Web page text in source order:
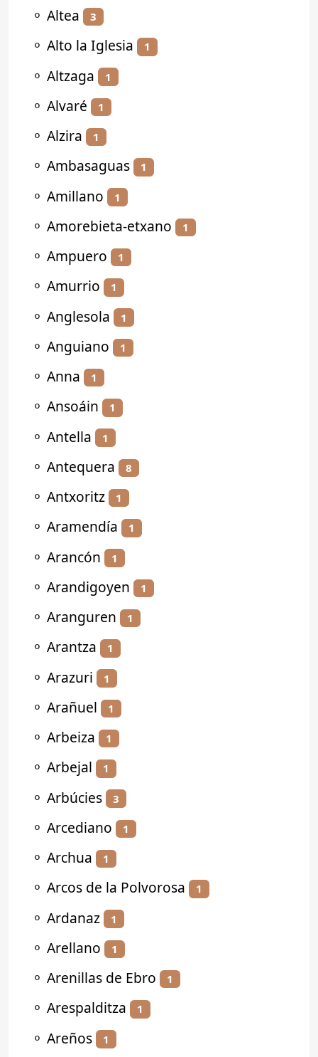
⚬ Altea 3
⚬ Alto la Iglesia 1
⚬ Altzaga 1
⚬ Alvaré 1
⚬ Alzira 1
⚬ Ambasaguas 1
⚬ Amillano 1
⚬ Amorebieta-etxano 1
⚬ Ampuero 1
⚬ Amurrio 1
⚬ Anglesola 1
⚬ Anguiano 1
⚬ Anna 1
⚬ Ansoáin 1
⚬ Antella 1
⚬ Antequera 8
⚬ Antxoritz 1
⚬ Aramendía 1
⚬ Arancón 1
⚬ Arandigoyen 1
⚬ Aranguren 1
⚬ Arantza 1
⚬ Arazuri 1
⚬ Arañuel 1
⚬ Arbeiza 1
⚬ Arbejal 1
⚬ Arbúcies 3
⚬ Arcediano 1
⚬ Archua 1
⚬ Arcos de la Polvorosa 1
⚬ Ardanaz 1
⚬ Arellano 1
⚬ Arenillas de Ebro 1
⚬ Arespalditza 1
⚬ Areños 1